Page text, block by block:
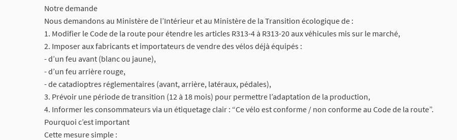
Notre demande
Nous demandons au Ministère de l’Intérieur et au Ministère de la Transition écologique de :
1. Modifier le Code de la route pour étendre les articles R313-4 à R313-20 aux véhicules mis sur le marché,
2. Imposer aux fabricants et importateurs de vendre des vélos déjà équipés :
- d’un feu avant (blanc ou jaune),
- d’un feu arrière rouge,
- de catadioptres réglementaires (avant, arrière, latéraux, pédales),
3. Prévoir une période de transition (12 à 18 mois) pour permettre l’adaptation de la production,
4. Informer les consommateurs via un étiquetage clair : “Ce vélo est conforme / non conforme au Code de la route”.
Pourquoi c’est important
Cette mesure simple :